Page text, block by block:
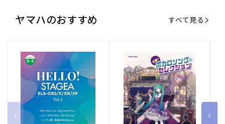
ヤマハのおすすめ すべて見る